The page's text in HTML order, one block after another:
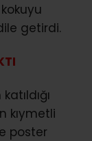
getirdi.
kıymetli
poster